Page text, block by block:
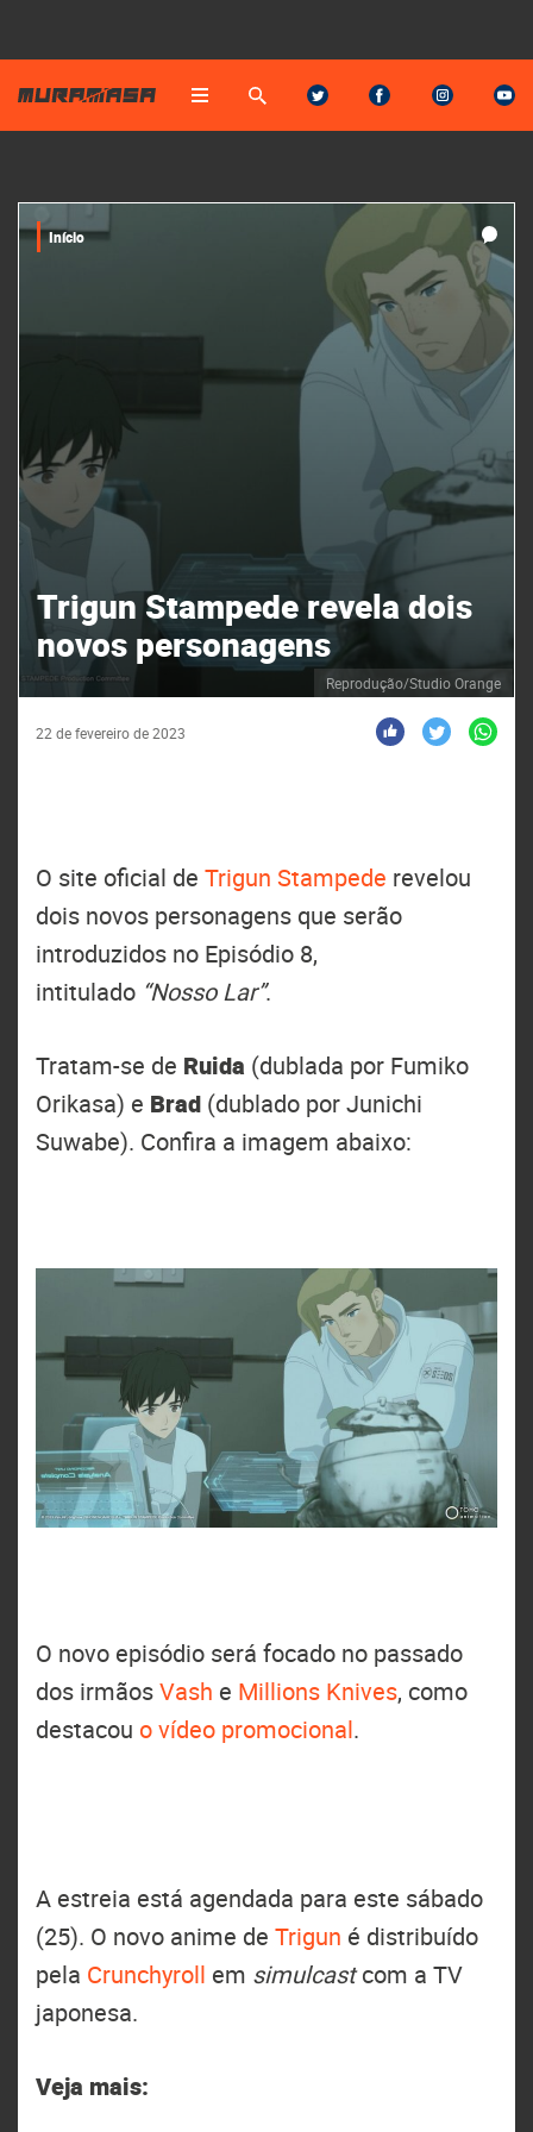
Reprodução/Studio Orange
Início
Trigun Stampede revela dois
novos personagens
22 de fevereiro de 2023
O site oficial de Trigun Stampede revelou
dois novos personagens que serão
introduzidos no Episódio 8,
intitulado “Nosso Lar”.
Tratam-se de Ruida (dublada por Fumiko
Orikasa) e Brad (dublado por Junichi
Suwabe). Confira a imagem abaixo:
O novo episódio será focado no passado
dos irmãosVash e Millions Knives, como
destacou o vídeo promocional.
A estreia está agendada para este sábado
(25). O novo anime de Trigun é distribuído
pela Crunchyroll em simulcastcom a TV
japonesa.
Veja mais: